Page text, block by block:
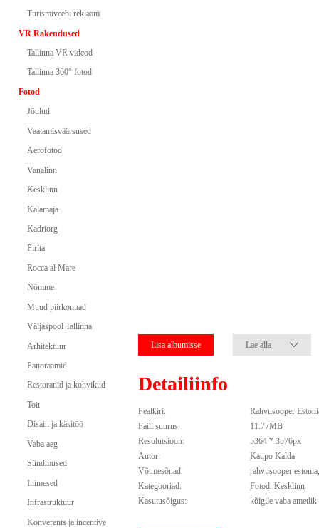
Turismiveebi reklaam
VR Rakendused
Tallinna VR videod
Tallinna 360° fotod
Fotod
Jõulud
Vaatamisväärsused
Aerofotod
Vanalinn
Kesklinn
Kalamaja
Kadriorg
Pirita
Rocca al Mare
Nõmme
Muud piirkonnad
Väljaspool Tallinna
Arhitektuur
Panoraamid
Restoranid ja kohvikud
Toit
Disain ja käsitöö
Vaba aeg
Sündmused
Inimesed
Infrastruktuur
Konverents ja incentive
Lisa albumisse Lae alla
Detailiinfo
Pealkiri:
Rahvusooper
Faili suurus:
11.77MB
Resolutsioon:
5364 * 3576px
Autor:
Kaupo Kalda
Võtmesõnad:
rahvusooper estonia
Kategooriad:
Fotod,Kesklinn
Kasutusõigus:
kõigile vaba